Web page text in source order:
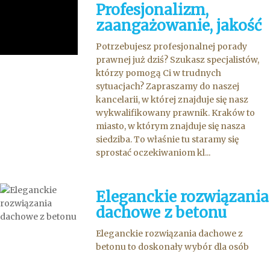
Profesjonalizm,
zaangażowanie, jakość
Potrzebujesz profesjonalnej porady
prawnej już dziś? Szukasz specjalistów,
którzy pomogą Ci w trudnych
sytuacjach? Zapraszamy do naszej
kancelarii, w której znajduje się nasz
wykwalifikowany prawnik. Kraków to
miasto, w którym znajduje się nasza
siedziba. To właśnie tu staramy się
sprostać oczekiwaniom kl...
Eleganckie rozwiązania
dachowe z betonu
Eleganckie rozwiązania dachowe z
betonu to doskonały wybór dla osób